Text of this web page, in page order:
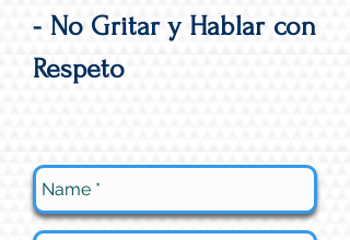
- No Gritar y Hablar con
Respeto